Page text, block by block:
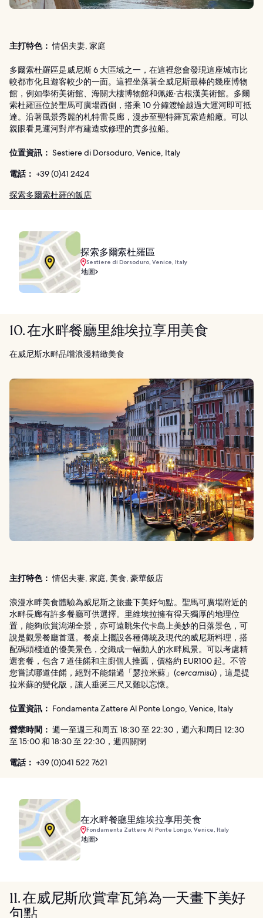
主打特色： 情侶夫妻, 家庭
多爾索杜羅區是威尼斯 6 大區域之一，在這裡您會發現這座城市比
較都市化且遊客較少的一面。這裡坐落著全威尼斯最棒的幾座博物
館，例如學術美術館、海關大樓博物館和佩姬‧古根漢美術館。多爾
索杜羅區位於聖馬可廣場西側，搭乘 10 分鐘渡輪越過大運河即可抵
達。沿著風景秀麗的札特雷長廊，漫步至聖特羅瓦索造船廠。可以
親眼看見運河對岸有建造或修理的貢多拉船。
位置資訊： Sestiere di Dorsoduro, Venice, Italy
電話： +39 (0)41 2424
探索多爾索杜羅的飯店
探索多爾索杜羅區
Sestiere di Dorsoduro, Venice, Italy
地圖
10. 在水畔餐廳里維埃拉享用美食
在威尼斯水畔品嚐浪漫精緻美食
主打特色： 情侶夫妻, 家庭, 美食, 豪華飯店
浪漫水畔美食體驗為威尼斯之旅畫下美好句點。聖馬可廣場附近的
水畔長廊有許多餐廳可供選擇。里維埃拉擁有得天獨厚的地理位
置，能夠欣賞潟湖全景，亦可遠眺朱代卡島上美妙的日落景色，可
說是觀景餐廳首選。餐桌上擺設各種傳統及現代的威尼斯料理，搭
配碼頭棧道的優美景色，交織成一幅動人的水畔風景。可以考慮精
選套餐，包含 7 道佳餚和主廚個人推薦，價格約 EUR100 起。不管
您嘗試哪道佳餚，絕對不能錯過「瑟拉米蘇」(cercamisù)，這是提
拉米蘇的變化版，讓人垂涎三尺又難以忘懷。
位置資訊： Fondamenta Zattere Al Ponte Longo, Venice, Italy
營業時間： 週一至週三和周五 18:30 至 22:30，週六和周日 12:30
至 15:00 和 18:30 至 22:30，週四關閉
電話： +39 (0)041 522 7621
在水畔餐廳里維埃拉享用美食
Fondamenta Zattere Al Ponte Longo, Venice, Italy
地圖
11. 在威尼斯欣賞韋瓦第為一天畫下美好
句點